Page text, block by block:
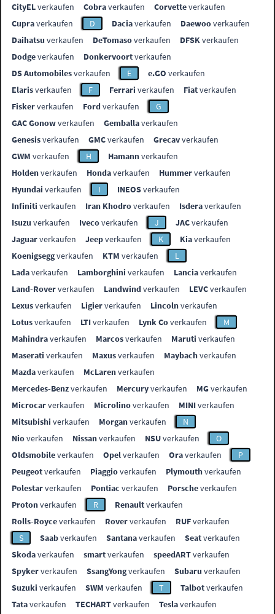
CityELverkaufen Cobraverkaufen Corvetteverkaufen
Cupraverkaufen D Daciaverkaufen Daewooverkaufen
Daihatsu verkaufen DeTomasoverkaufen DFSKverkaufen
Dodgeverkaufen Donkervoortverkaufen
DS Automobilesverkaufen E e.GO verkaufen
Elarisverkaufen F Ferrari verkaufen Fiatverkaufen
Fiskerverkaufen Fordverkaufen
G
GAC Gonowverkaufen Gemballaverkaufen
Genesisverkaufen GMCverkaufen Grecavverkaufen
GWM verkaufen H Hamannverkaufen
Holdenverkaufen Hondaverkaufen Hummerverkaufen
Hyundai verkaufen I INEOSverkaufen
Infiniti verkaufen Iran Khodroverkaufen Isderaverkaufen
Isuzu verkaufen Ivecoverkaufen J JACverkaufen
Jaguarverkaufen Jeepverkaufen K Kiaverkaufen
Koenigseggverkaufen KTM verkaufen
L
Ladaverkaufen Lamborghini verkaufen Lanciaverkaufen
Land-Roververkaufen Landwindverkaufen LEVCverkaufen
Lexusverkaufen Ligierverkaufen Lincolnverkaufen
Lotusverkaufen LTIverkaufen Lynk Coverkaufen
M
Mahindraverkaufen Marcosverkaufen Maruti verkaufen
Maserati verkaufen Maxusverkaufen Maybachverkaufen
Mazdaverkaufen McLarenverkaufen
Mercedes-Benzverkaufen Mercuryverkaufen MGverkaufen
Microcarverkaufen Microlinoverkaufen MINIverkaufen
Mitsubishi verkaufen Morganverkaufen
N
Nioverkaufen Nissanverkaufen NSUverkaufen
O
Oldsmobileverkaufen Opelverkaufen Oraverkaufen
P
Peugeotverkaufen Piaggioverkaufen Plymouthverkaufen
Polestarverkaufen Pontiac verkaufen Porscheverkaufen
Protonverkaufen R Renaultverkaufen
Rolls-Royceverkaufen Roververkaufen RUFverkaufen
S
Saabverkaufen Santanaverkaufen Seatverkaufen
Skodaverkaufen smartverkaufen speedARTverkaufen
Spykerverkaufen SsangYongverkaufen Subaru verkaufen
Suzuki verkaufen SWM verkaufen T Talbotverkaufen
Tataverkaufen TECHARTverkaufen Teslaverkaufen